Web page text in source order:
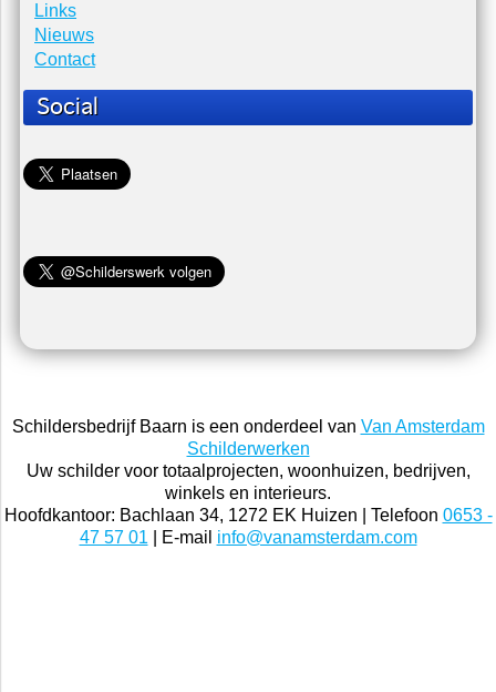
Links
Nieuws
Contact
Social
Schildersbedrijf Baarn is een onderdeel van Van Amsterdam
Schilderwerken
Uw schilder voor totaalprojecten, woonhuizen, bedrijven,
winkels en interieurs.
Hoofdkantoor: Bachlaan 34, 1272 EK Huizen | Telefoon 0653 -
47 57 01 | E-mail info@vanamsterdam.com